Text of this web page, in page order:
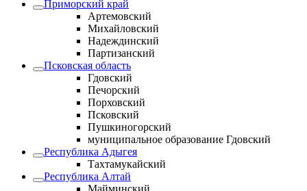
Приморский край
Артемовский
Михайловский
Надеждинский
Партизанский
Псковская область
Гдовский
Печорский
Порховский
Псковский
Пушкиногорский
муниципальное образование Гдовский
Республика Адыгея
Тахтамукайский
Республика Алтай
Майминский